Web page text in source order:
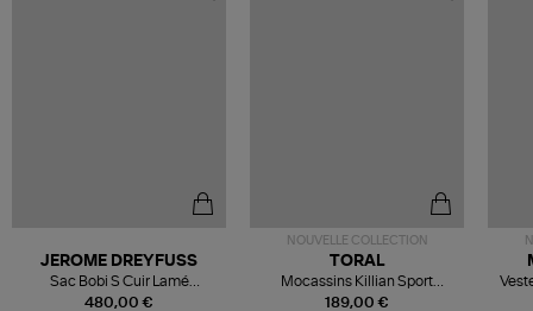
480,00 €
JEROME DREYFUSS
Sac Bobi S Cuir Lamé
Champagne
NOUVELLE COLLECTION
189,00 €
TORAL
Mocassins Killian Sport
Mousse